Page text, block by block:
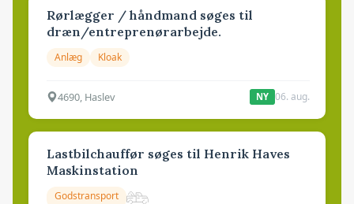
Rørlægger / håndmand søges til
dræn/entreprenørarbejde.
Anlæg Kloak
4690, Haslev NY 06. aug.
Lastbilchauffør søges til Henrik Haves
Maskinstation
Godstransport